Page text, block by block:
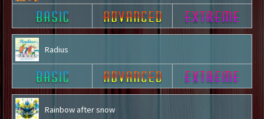
Radius
Rainbow after snow